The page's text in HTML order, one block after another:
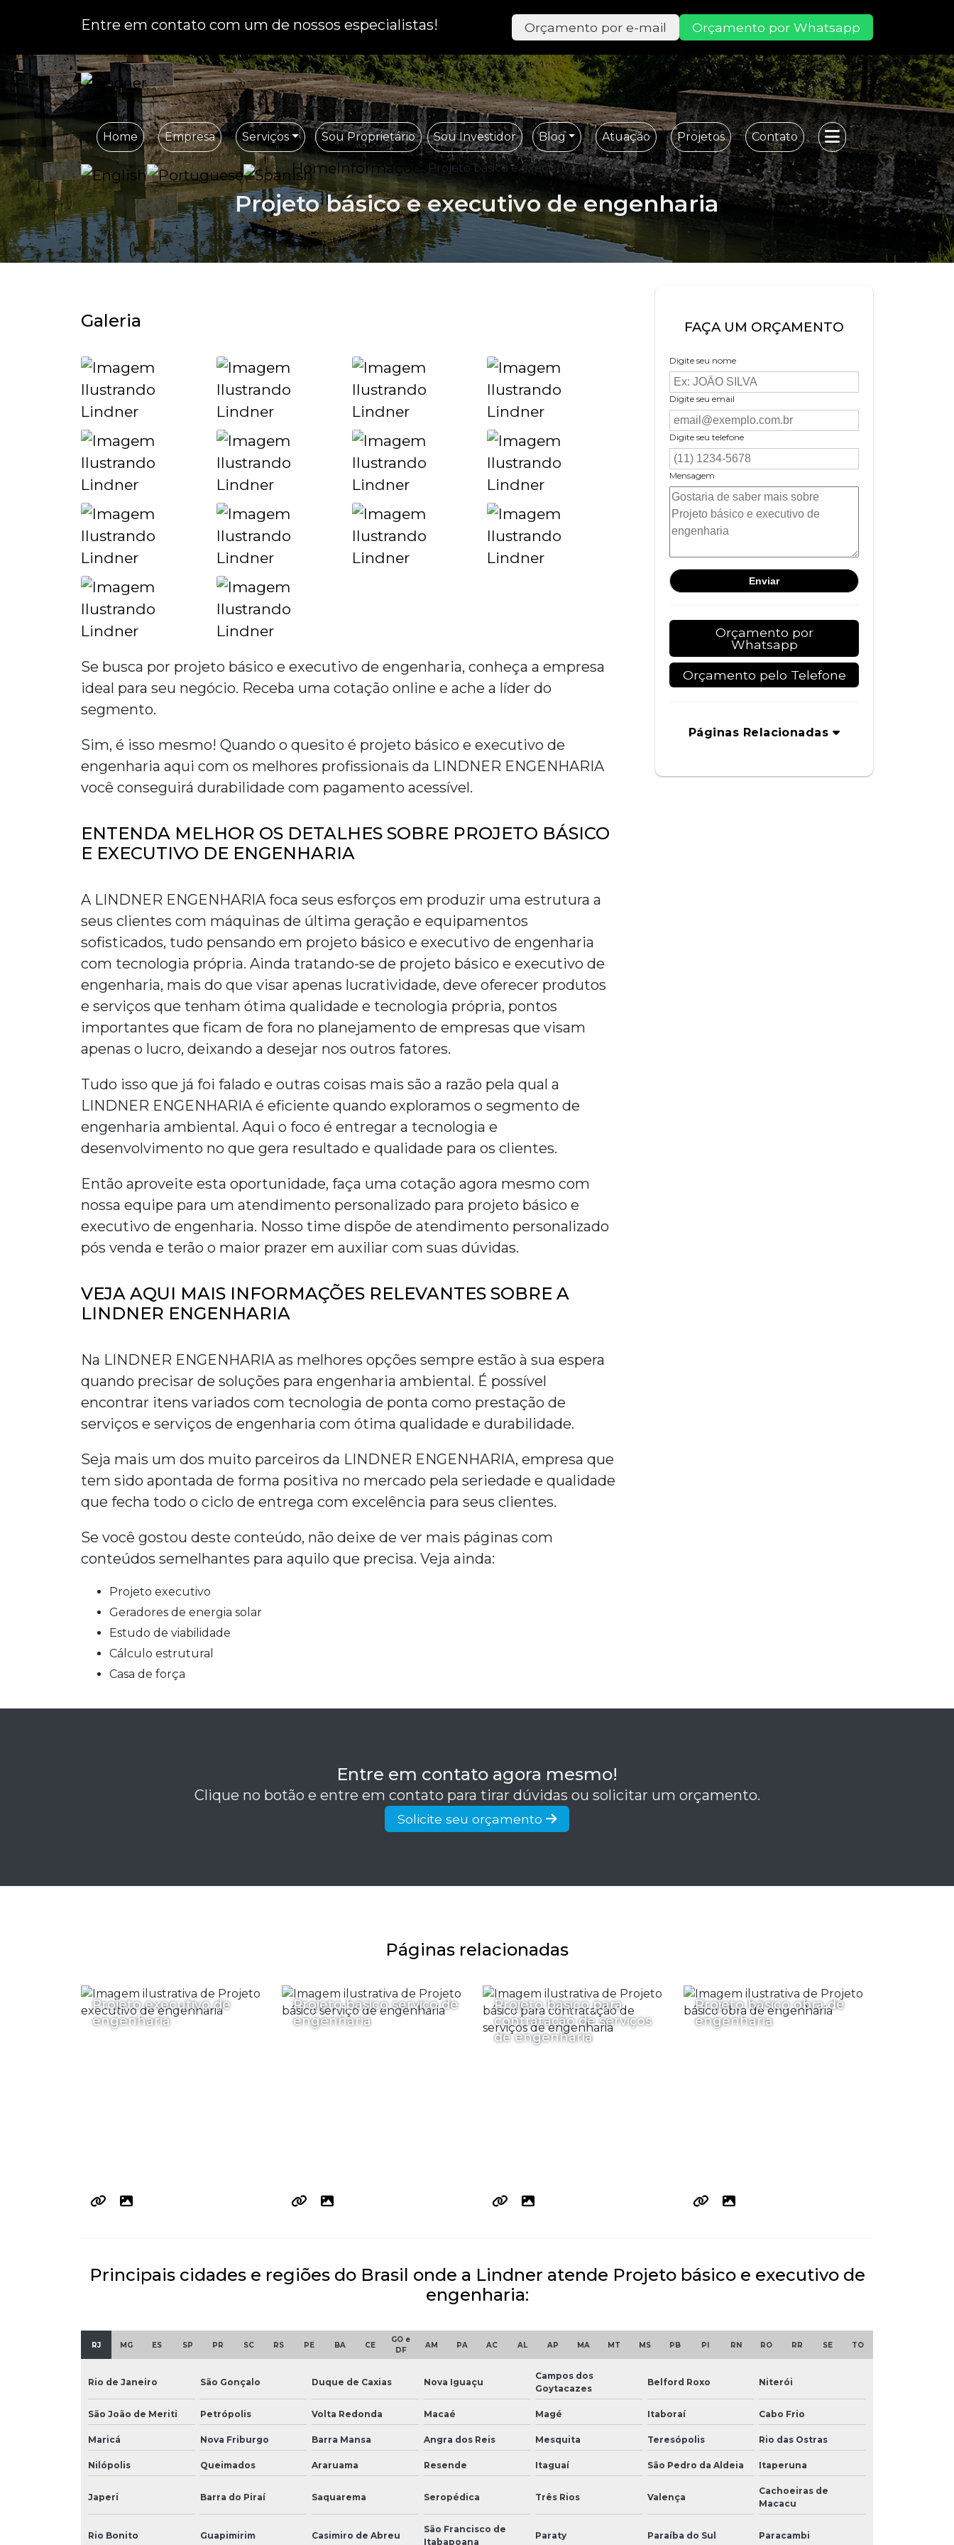
Entre em contato com um de nossos especialistas! Orçamento por e-mail Orçamento por Whatsapp
Home Empresa Serviços Blog
Sou Proprietário Sou Investidor Atuação Projetos Contato
HomeInformações Projeto básico e executivo de engenharia
Projeto básico e executivo de engenharia
Galeria
Se busca por projeto básico e executivo de engenharia, conheça a empresa
ideal para seu negócio. Receba uma cotação online e ache a líder do
segmento.
Sim, é isso mesmo! Quando o quesito é projeto básico e executivo de
engenharia aqui com os melhores profissionais da LINDNER ENGENHARIA
você conseguirá durabilidade com pagamento acessível.
ENTENDA MELHOR OS DETALHES SOBRE PROJETO BÁSICO
E EXECUTIVO DE ENGENHARIA
A LINDNER ENGENHARIA foca seus esforços em produzir uma estrutura a
seus clientes com máquinas de última geração e equipamentos
sofisticados, tudo pensando em projeto básico e executivo de engenharia
com tecnologia própria. Ainda tratando-se de projeto básico e executivo de
engenharia, mais do que visar apenas lucratividade, deve oferecer produtos
e serviços que tenham ótima qualidade e tecnologia própria, pontos
importantes que ficam de fora no planejamento de empresas que visam
apenas o lucro, deixando a desejar nos outros fatores.
Tudo isso que já foi falado e outras coisas mais são a razão pela qual a
LINDNER ENGENHARIA é eficiente quando exploramos o segmento de
engenharia ambiental. Aqui o foco é entregar a tecnologia e
desenvolvimento no que gera resultado e qualidade para os clientes.
Então aproveite esta oportunidade, faça uma cotação agora mesmo com
nossa equipe para um atendimento personalizado para projeto básico e
executivo de engenharia. Nosso time dispõe de atendimento personalizado
pós venda e terão o maior prazer em auxiliar com suas dúvidas.
VEJA AQUI MAIS INFORMAÇÕES RELEVANTES SOBRE A
LINDNER ENGENHARIA
Na LINDNER ENGENHARIA as melhores opções sempre estão à sua espera
quando precisar de soluções para engenharia ambiental. É possível
encontrar itens variados com tecnologia de ponta como prestação de
serviços e serviços de engenharia com ótima qualidade e durabilidade.
Seja mais um dos muito parceiros da LINDNER ENGENHARIA, empresa que
tem sido apontada de forma positiva no mercado pela seriedade e qualidade
que fecha todo o ciclo de entrega com excelência para seus clientes.
Se você gostou deste conteúdo, não deixe de ver mais páginas com
conteúdos semelhantes para aquilo que precisa. Veja ainda:
projeto executivo
geradores de energia solar
estudo de viabilidade
cálculo estrutural
casa de força
FAÇA UM ORÇAMENTO
Digite seu nome
Digite seu email
Digite seu telefone
Mensagem
Orçamento por
Whatsapp
Orçamento pelo Telefone
Páginas Relacionadas
Entre em contato agora mesmo!
Clique no botão e entre em contato para tirar dúvidas ou solicitar um orçamento.
Solicite seu orçamento
Páginas relacionadas
Projeto executivo de
engenharia
Projeto básico serviço de
engenharia
Projeto básico para
contratação de serviços
de engenharia
Projeto básico obra de
engenharia
Principais cidades e regiões do Brasil onde a Lindner atende Projeto básico e executivo de
engenharia:
RJ MG ES SP PR SC RS PE BA CE
GO e
DF
AM PA AC AL AP MA MT MS PB PI RN RO RR SE TO
Rio de Janeiro São Gonçalo Duque de Caxias Nova Iguaçu
Campos dos
Goytacazes
Belford Roxo Niterói
São João de Meriti Petrópolis Volta Redonda Macaé Magé Itaboraí Cabo Frio
Maricá Nova Friburgo Barra Mansa Angra dos Reis Mesquita Teresópolis Rio das Ostras
Nilópolis Queimados Araruama Resende Itaguaí São Pedro da Aldeia Itaperuna
Japeri Barra do Piraí Saquarema Seropédica Três Rios Valença
Cachoeiras de
Macacu
Rio Bonito Guapimirim Casimiro de Abreu
São Francisco de
Itabapoana
Paraty Paraíba do Sul Paracambi